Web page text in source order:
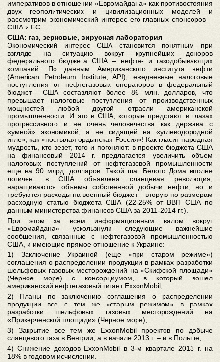
императивов в отношении «Евромайдана» как противостояния
двух геополитических и цивилизационных моделей и
рассмотрим экономический интерес его главных спонсоров –
США и ЕС.
США: газ, зерновые, вирусная лаборатория
Экономический интерес США становится понятным при
взгляде на ситуацию вокруг крупнейших доноров
федерального бюджета США – нефте- и газодобывающих
компаний. По данным Американского института нефти
(American Petroleum Institute, API), ежедневные налоговые
поступления от нефтегазовых операторов в федеральный
бюджет США составляют более 86 млн. долларов, что
превышает налоговые поступления от производственных
мощностей любой другой отрасли американской
промышленности. И это в США, которые предстают в глазах
прогрессивного и не очень человечества как держава с
«умной» экономикой, а не сидящей на «углеводородной
игле», как «постылая ордынская Россия»! Как гласит народная
мудрость, кто везет, того и погоняют: в проекте бюджета США
на финансовый 2014 г. предлагается увеличить объем
налоговых поступлений от нефтегазовой промышленности
еще на 90 млрд. долларов. Такой шаг Белого Дома вполне
логичен: в США объявлена сланцевая революция,
наращиваются объемы собственной добычи нефти, но и
требуются расходы на военный бюджет – вторую по размерам
расходную статью бюджета США (22-25% от ВВП США по
данным министерства финансов США за 2011-2014 гг.).
При этом за всем информационным валом вокруг
«Евромайдана» ускользнули следующие важнейшие
сообщения, связанные с нефтегазовой промышленностью
США, и имеющие прямое отношение к Украине:
1) Заключение Украиной (еще «при старом режиме»)
соглашения о распределении продукции в рамках разработки
шельфовых газовых месторождений на «Скифской площади»
(Черное море) с консорциумом, в который вошел
американский нефтегазовый гигант ExxonMobil;
2) Планы по заключению соглашения о распределении
продукции все с тем же «старым режимом» в рамках
разработки шельфовых газовых месторождений на
«Прикерченской площади» (Черное море);
3) Закрытие все тем же ExxonMobil проектов по добыче
сланцевого газа в Венгрии, а в начале 2013 г. – и в Польше;
4) Снижение доходов ExxonMobil в 3-м квартале 2013 г. на
18% в годовом исчислении.